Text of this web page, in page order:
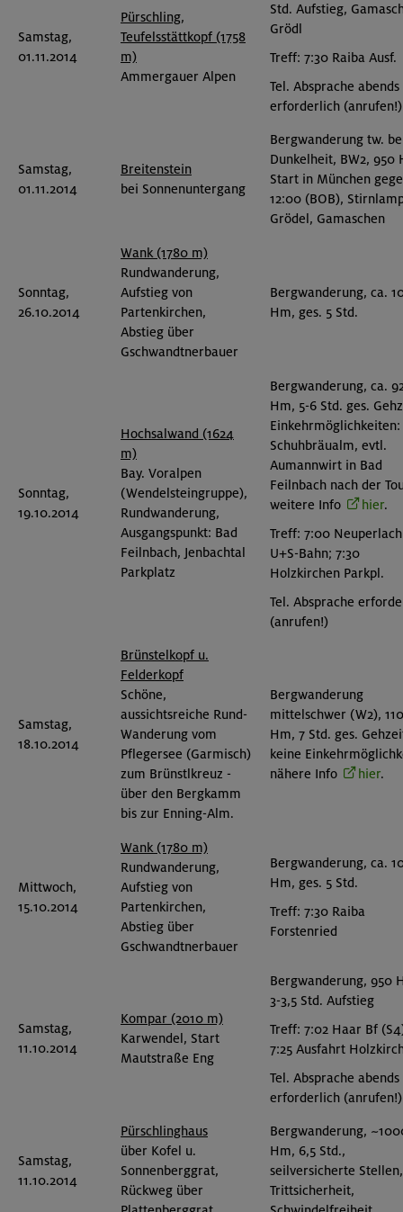
Samstag,
01.11.2014
Pürschling,
Teufelsstättkopf (1758
m)
Ammergauer Alpen
Std. Aufstieg,
Grödl
Treff: 7:30 Raiba Ausf.
Tel. Absprache abends
erforderlich (anrufen!)
Samstag,
01.11.2014
Breitenstein
bei Sonnenuntergang
Bergwanderung tw.
Dunkelheit, BW2, 950
Start in München
12:00 (BOB),
Grödel, Gamaschen
Sonntag,
26.10.2014
Wank (1780 m)
Rundwanderung,
Aufstieg von
Partenkirchen,
Abstieg über
Gschwandtnerbauer
Bergwanderung, ca.
Hm, ges. 5 Std.
Sonntag,
19.10.2014
Hochsalwand (1624
m)
Bay. Voralpen
(Wendelsteingruppe),
Rundwanderung,
Ausgangspunkt: Bad
Feilnbach, Jenbachtal
Parkplatz
Bergwanderung, ca.
Hm, 5-6 Std. ges.
Einkehrmöglichkeiten:
Schuhbräualm, evtl.
Aumannwirt in Bad
Feilnbach nach der
weitere Info
hier.
Treff: 7:00
U+S-Bahn; 7:30
Holzkirchen Parkpl.
Tel. Absprache
(anrufen!)
Samstag,
18.10.2014
Brünstelkopf u.
Felderkopf
Schöne,
aussichtsreiche Rund-
Wanderung vom
Pflegersee (Garmisch)
zum Brünstlkreuz -
über den Bergkamm
bis zur Enning-Alm.
Bergwanderung
mittelschwer (W2),
Hm, 7 Std. ges.
keine
nähere Info
hier.
Mittwoch,
15.10.2014
Wank (1780 m)
Rundwanderung,
Aufstieg von
Partenkirchen,
Abstieg über
Gschwandtnerbauer
Bergwanderung, ca.
Hm, ges. 5 Std.
Treff: 7:30 Raiba
Forstenried
Samstag,
11.10.2014
Kompar (2010 m)
Karwendel, Start
Mautstraße Eng
Bergwanderung, 950
3-3,5 Std. Aufstieg
Treff: 7:02 Haar Bf
7:25 Ausfahrt
Tel. Absprache abends
erforderlich (anrufen!)
Samstag,
11.10.2014
Pürschlinghaus
über Kofel u.
Sonnenberggrat,
Rückweg über
Bergwanderung,
Hm, 6,5 Std.,
seilversicherte Stellen,
Trittsicherheit,